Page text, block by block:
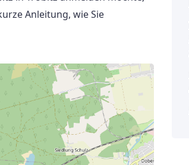
Anleitung, wie Sie